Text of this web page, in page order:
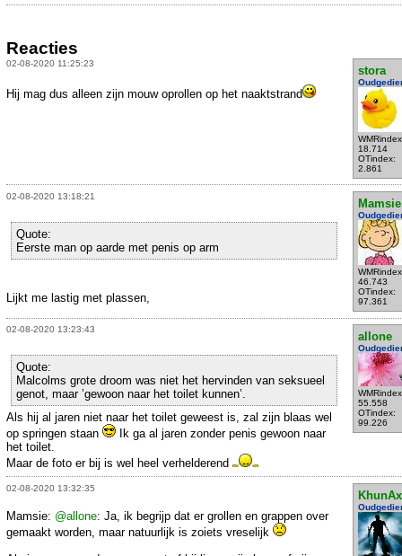
Reacties
02-08-2020 11:25:23
stora
18.714
OTindex:
2.861
Hij mag dus alleen zijn mouw oprollen op het naaktstrand
02-08-2020 13:18:21
Mamsie
46.743
OTindex:
97.361
Quote:
Eerste man op aarde met penis op arm
Lijkt me lastig met plassen,
02-08-2020 13:23:43
allone
55.558
OTindex:
99.226
Quote:
Malcolms grote droom was niet het hervinden van seksueel
genot, maar ’gewoon naar het toilet kunnen’.
Als hij al jaren niet naar het toilet geweest is, zal zijn blaas wel
op springen staan
Ik ga al jaren zonder penis gewoon naar
het toilet.
Maar de foto er bij is wel heel verhelderend
02-08-2020 13:32:35
Mamsie: @allone: Ja, ik begrijp dat er grollen en grappen over
gemaakt worden, maar natuurlijk is zoiets vreselijk